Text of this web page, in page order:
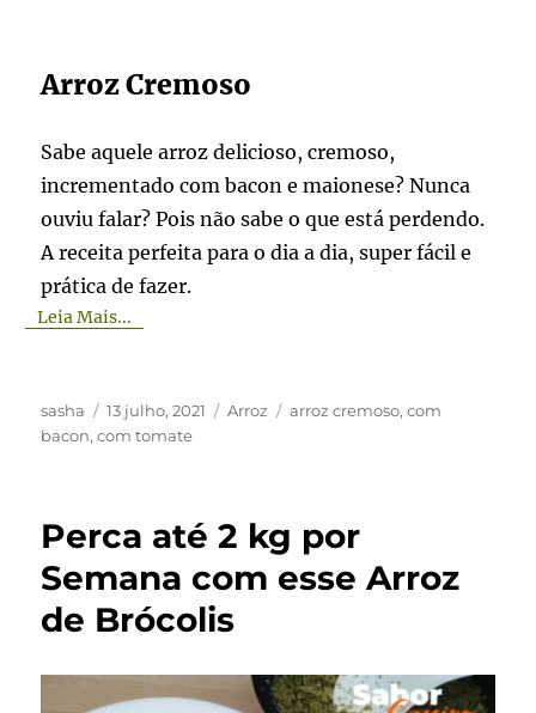
Arroz Cremoso
Sabe aquele arroz delicioso, cremoso,
incrementado com bacon e maionese? Nunca
ouviu falar? Pois não sabe o que está perdendo.
A receita perfeita para o dia a dia, super fácil e
prática de fazer.
Leia Mais...
Autor
sasha
Publicado
em
13 julho, 2021 Categorias
Arroz Tags
arroz cremoso,com
bacon,com tomate
Perca até 2 kg por
Semana com esse Arroz
de Brócolis